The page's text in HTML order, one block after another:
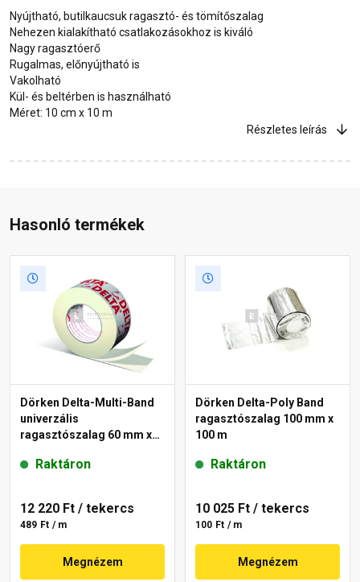
Nyújtható, butilkaucsuk ragasztó- és tömítőszalag
Nehezen kialakítható csatlakozásokhoz is kiváló
Nagy ragasztóerő
Rugalmas, előnyújtható is
Vakolható
Kül- és beltérben is használható
Méret: 10 cm x 10 m
Részletes leírás
Hasonló termékek
Dörken Delta-Multi-Band
univerzális
ragasztószalag 60 mm x
Raktáron
12 220 Ft / tekercs
489 Ft / m
Megnézem
Dörken Delta-Poly Band
ragasztószalag 100 mm x
100 m
Raktáron
10 025 Ft / tekercs
100 Ft / m
Megnézem